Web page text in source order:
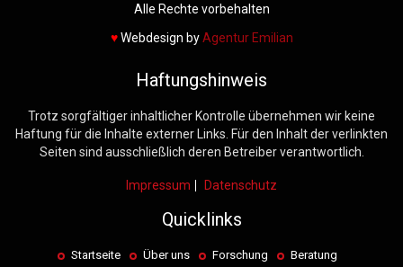
Alle Rechte vorbehalten
♥️Webdesign byAgentur Emilian
Haftungshinweis
Trotz sorgfältiger inhaltlicher Kontrolle übernehmen wir keine
Haftung für die Inhalte externer Links. Für den Inhalt der verlinkten
Seiten sind ausschließlich deren Betreiber verantwortlich.
Impressum Datenschutz
Quicklinks
Startseite Über uns Forschung Beratung